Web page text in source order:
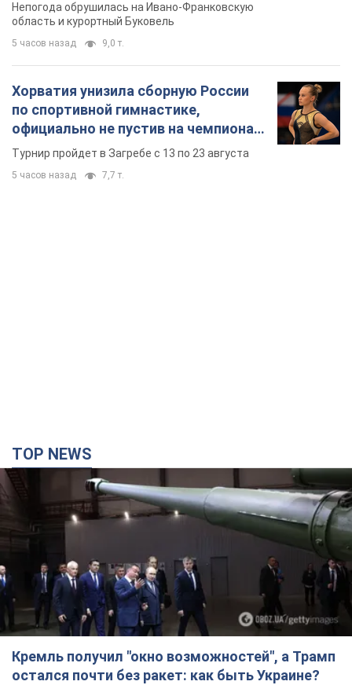
Непогода обрушилась на Ивано-Франковскую
область и курортный Буковель
5 часов назад 9,0 т.
Хорватия унизила сборную России
по спортивной гимнастике,
официально не пустив на чемпионат
Европы основных спортсменов
Турнир пройдет в Загребе с 13 по 23 августа
5 часов назад 7,7 т.
TOP NEWS
Кремль получил "окно возможностей", а Трамп
остался почти без ракет: как быть Украине?